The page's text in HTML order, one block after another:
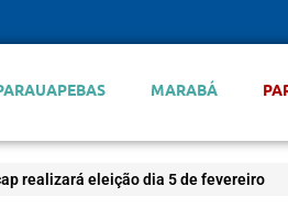
MARABÁ
realizará eleição dia 5 de fevereiro